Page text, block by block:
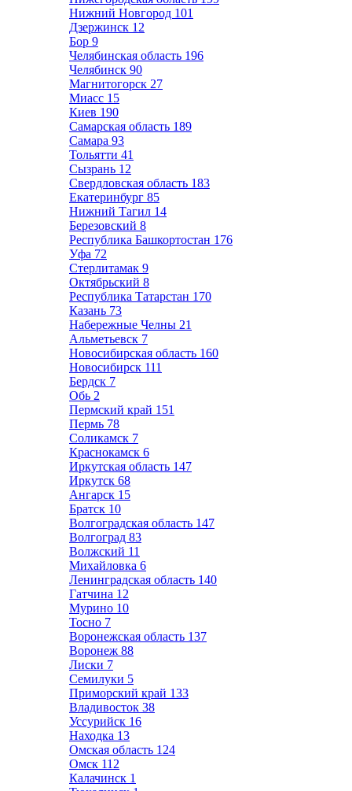
Нижний Новгород 101
Дзержинск 12
Бор 9
Челябинская область 196
Челябинск 90
Магнитогорск 27
Миасс 15
Киев 190
Самарская область 189
Самара 93
Тольятти 41
Сызрань 12
Свердловская область 183
Екатеринбург 85
Нижний Тагил 14
Березовский 8
Республика Башкортостан 176
Уфа 72
Стерлитамак 9
Октябрьский 8
Республика Татарстан 170
Казань 73
Набережные Челны 21
Альметьевск 7
Новосибирская область 160
Новосибирск 111
Бердск 7
Обь 2
Пермский край 151
Пермь 78
Соликамск 7
Краснокамск 6
Иркутская область 147
Иркутск 68
Ангарск 15
Братск 10
Волгоградская область 147
Волгоград 83
Волжский 11
Михайловка 6
Ленинградская область 140
Гатчина 12
Мурино 10
Тосно 7
Воронежская область 137
Воронеж 88
Лиски 7
Семилуки 5
Приморский край 133
Владивосток 38
Уссурийск 16
Находка 13
Омская область 124
Омск 112
Калачинск 1